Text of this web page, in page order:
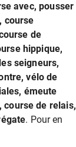
avec, pousser
course
de
hippique,
seigneurs,
vélo de
émeute
course de relais,
. Pour en